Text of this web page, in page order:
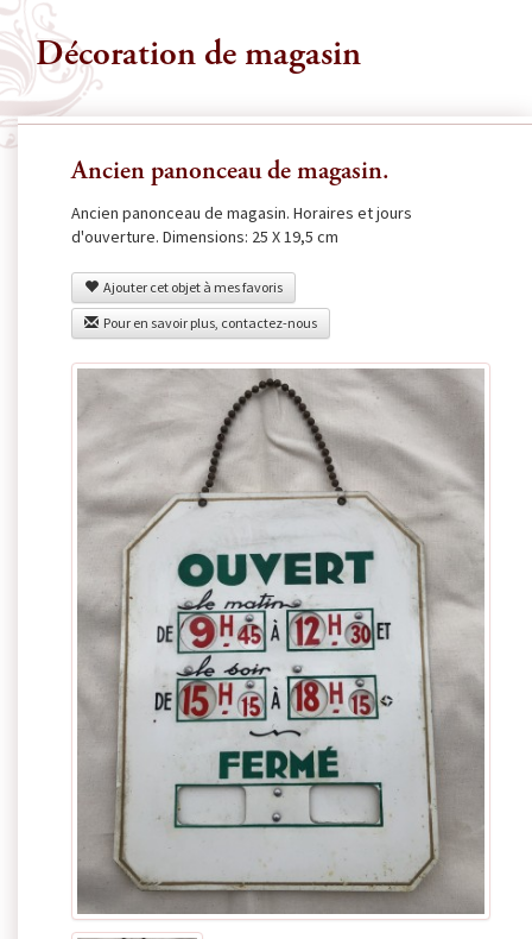
Décoration de magasin
Ancien panonceau de magasin.
Ancien panonceau de magasin. Horaires et jours
d'ouverture. Dimensions: 25 X 19,5 cm
Ajouter cet objet à mes favoris
Pour en savoir plus, contactez-nous